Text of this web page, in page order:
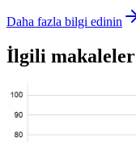
Daha fazla bilgi edinin
İlgili makaleler